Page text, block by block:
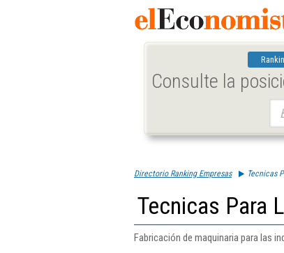
Consulte la
Directorio Ranking Empresas Tecnicas
Tecnicas Para
Fabricación de maquinaria para las